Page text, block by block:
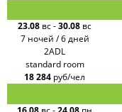
23.08 вс-30.08 вс
7 ночей / 6 дней
2ADL
standard room
18 284 руб/чел